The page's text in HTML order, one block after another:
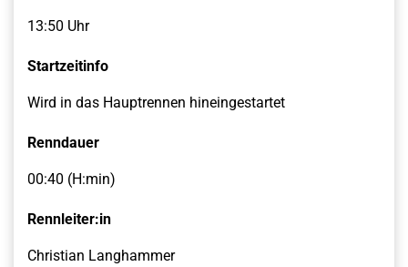
13:50 Uhr
Startzeitinfo
Wird in das Hauptrennen hineingestartet
Renndauer
00:40 (H:min)
Rennleiter:in
Christian Langhammer